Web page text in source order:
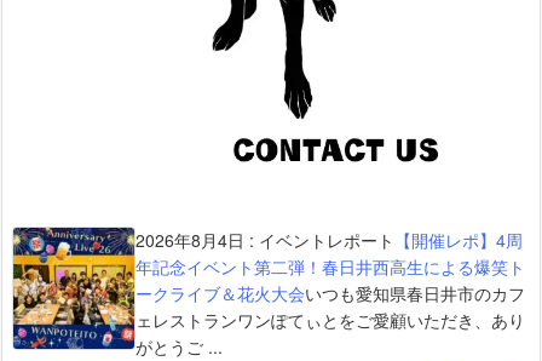
2026年8月4日 : イベントレポート 【開催レポ】4周
年記念イベント第二弾！春日井西高生による爆笑ト
ークライブ＆花火大会いつも愛知県春日井市のカフ
ェレストランワンぽてぃとをご愛顧いただき、あり
がとうご ...